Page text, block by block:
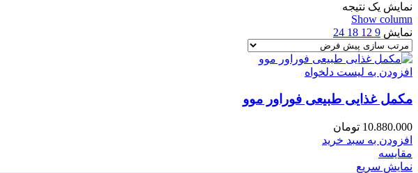
نمایش یک نتیجه
Show column
نمایش 9
12
18
24
افزودن به لیست دلخواه
مکمل غذایی طبیعی فوراور موو
10.880.000 تومان
افزودن به سبد خرید
مقایسه
نمایش سریع